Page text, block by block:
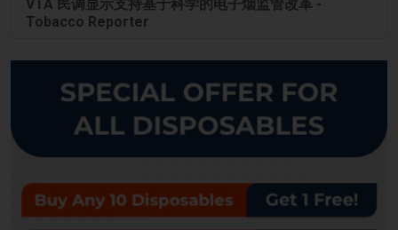
VTA 民调显示支持基于科学的电子烟监管改革 -
Tobacco Reporter